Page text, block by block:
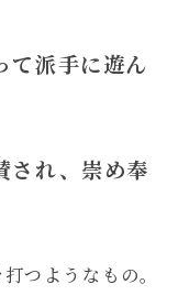
て派手に遊ん
され、崇め奉
つようなもの。